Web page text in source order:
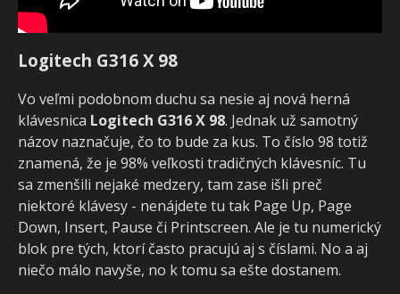
Logitech G316 X 98
Vo veľmi podobnom duchu sa nesie aj nová herná
klávesnica Logitech G316 X 98. Jednak už samotný
názov naznačuje, čo to bude za kus. To číslo 98 totiž
znamená, že je 98% veľkosti tradičných klávesníc. Tu
sa zmenšili nejaké medzery, tam zase išli preč
niektoré klávesy - nenájdete tu tak Page Up, Page
Down, Insert, Pause či Printscreen. Ale je tu numerický
blok pre tých, ktorí často pracujú aj s číslami. No a aj
niečo málo navyše, no k tomu sa ešte dostanem.